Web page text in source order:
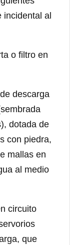
incidental al
o filtro en
descarga
dotada de
con piedra,
mallas en
al medio
circuito
que